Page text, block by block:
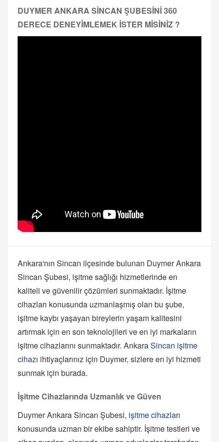
DUYMER ANKARA SİNCAN ŞUBESİNİ 360
DERECE DENEYİMLEMEK İSTER MİSİNİZ ?
Ankara'nın Sincan ilçesinde bulunan Duymer Ankara
Sincan Şubesi, işitme sağlığı hizmetlerinde en
kaliteli ve güvenilir çözümleri sunmaktadır. İşitme
cihazları konusunda uzmanlaşmış olan bu şube,
işitme kaybı yaşayan bireylerin yaşam kalitesini
artırmak için en son teknolojileri ve en iyi markaların
işitme cihazlarını sunmaktadır. AnkaraSincan işitme
cihazı ihtiyaçlarınız için Duymer, sizlere en iyi hizmeti
sunmak için burada.
İşitme Cihazlarında Uzmanlık ve Güven
Duymer Ankara Sincan Şubesi, işitme cihazları
konusunda uzman bir ekibe sahiptir. İşitme testleri ve